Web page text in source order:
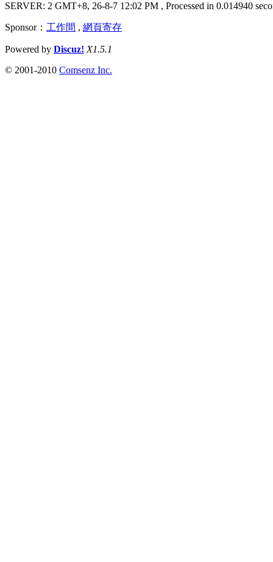
SERVER: 2 GMT+8, 26-8-7 12:02 PM , Processed in 0.014940
Sponsor： 工作間 , 網頁寄存
Powered by Discuz! X1.5.1
© 2001-2010 Comsenz Inc.